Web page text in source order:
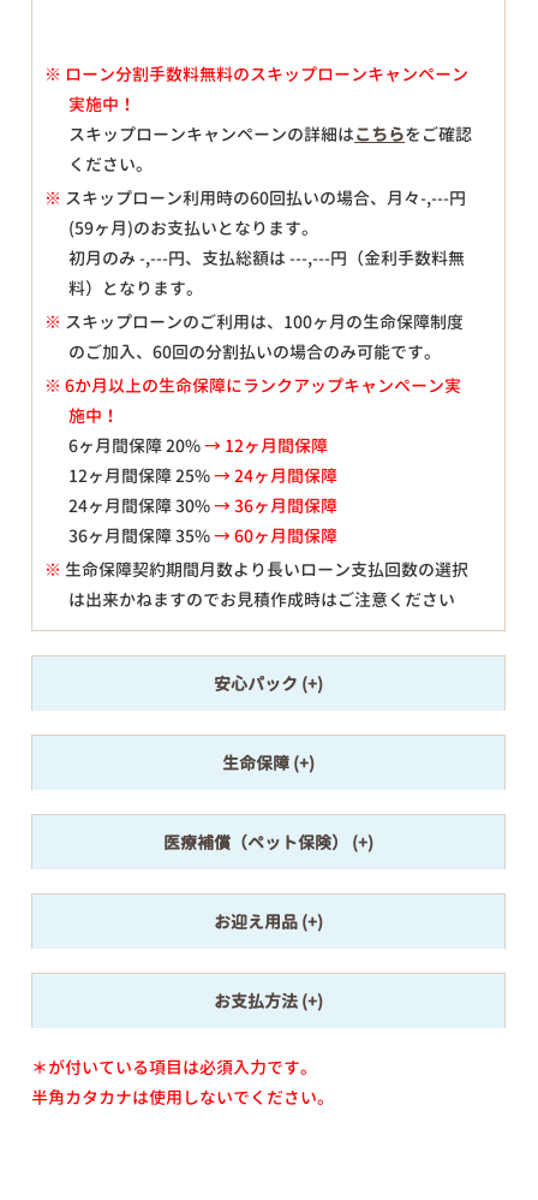
※ ローン分割手数料無料のスキップローンキャンペーン
実施中！
スキップローンキャンペーンの詳細はこちらをご確認
ください。
※ スキップローン利用時の60回払いの場合、月々-,---円
(59ヶ月)のお支払いとなります。
初月のみ-,---円、支払総額は---,---円（金利手数料無
料）となります。
※ スキップローンのご利用は、100ヶ月の生命保障制度
のご加入、60回の分割払いの場合のみ可能です。
※ 6か月以上の生命保障にランクアップキャンペーン実
施中！
6ヶ月間保障 20%→ 12ヶ月間保障
12ヶ月間保障 25%→ 24ヶ月間保障
24ヶ月間保障 30%→ 36ヶ月間保障
36ヶ月間保障 35%→ 60ヶ月間保障
※ 生命保障契約期間月数より長いローン支払回数の選択
は出来かねますのでお見積作成時はご注意ください
安心パック
生命保障
医療補償（ペット保険）
お迎え用品
お支払方法
＊が付いている項目は必須入力です。
半角カタカナは使用しないでください。